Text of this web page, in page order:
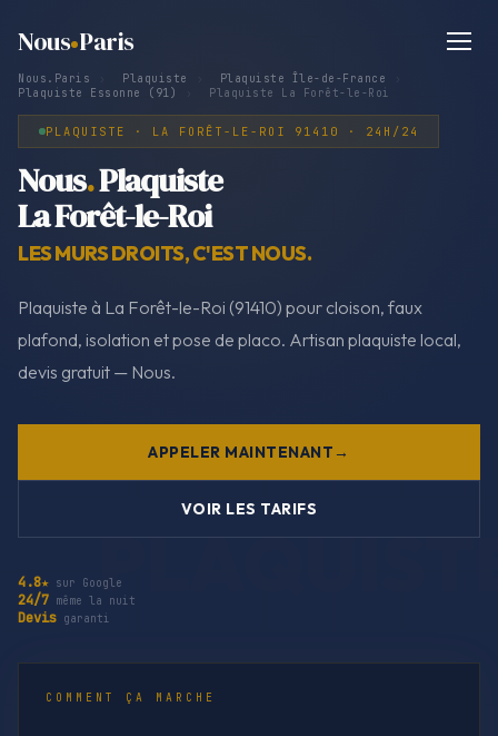
Nous Paris
Nous.Paris Plaquiste Plaquiste Île-de-France
Plaquiste Essonne (91)
Plaquiste La Forêt-le-Roi
PLAQUISTE · LA FORÊT-LE-ROI 91410 · 24H/24
Nous.Plaquiste
La Forêt-le-Roi
LES MURS DROITS, C'EST NOUS.
Plaquiste à La Forêt-le-Roi (91410) pour cloison, faux
plafond, isolation et pose de placo. Artisan plaquiste local,
devis gratuit — Nous.
APPELER MAINTENANT
VOIR LES TARIFS
4.8★ sur Google
24/7 même la nuit
Devis garanti
COMMENT ÇA MARCHE